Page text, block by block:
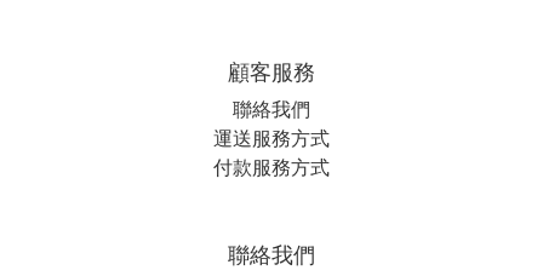
顧客服務
聯絡我們
運送服務方式
付款服務方式
聯絡我們